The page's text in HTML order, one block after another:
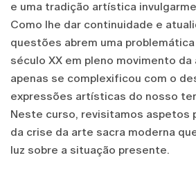
e uma tradição artística
Como lhe dar continuidade e
questões abrem uma
século XX em pleno movimento
apenas se complexificou com o
expressões artísticas do nosso
Neste curso, revisitamos aspetos
da crise da arte sacra moderna
luz sobre a situação presente.